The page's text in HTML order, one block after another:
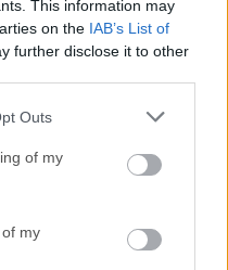
This information may
on the IAB’s List of
further disclose it to other
Outs
of my
my
a los usuarios. No
afiliados, ni rastreo
para una
sencilla y segura.
tu Mac